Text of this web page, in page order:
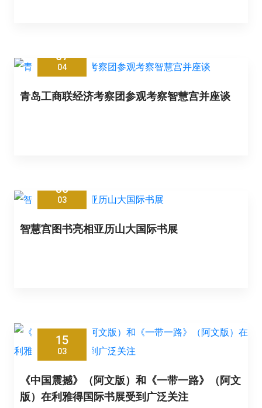
07
04
青岛工商联经济考察团参观考察智慧宫并座谈
30
03
智慧宫图书亮相亚历山大国际书展
15
03
《中国震撼》（阿文版）和《一带一路》（阿文
版）在利雅得国际书展受到广泛关注